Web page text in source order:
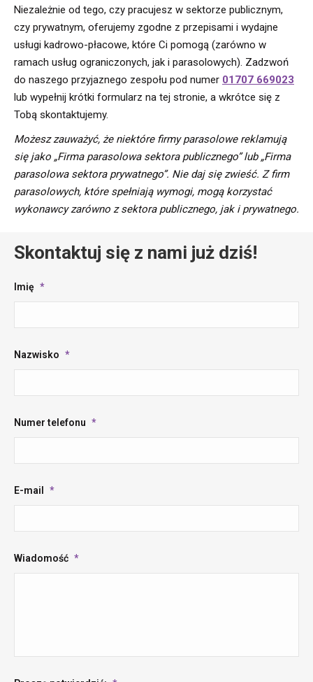
Niezależnie od tego, czy pracujesz w sektorze publicznym,
czy prywatnym, oferujemy zgodne z przepisami i wydajne
usługi kadrowo-płacowe, które Ci pomogą (zarówno w
ramach usług ograniczonych, jak i parasolowych). Zadzwoń
do naszego przyjaznego zespołu pod numer 01707 669023
lub wypełnij krótki formularz na tej stronie, a wkrótce się z
Tobą skontaktujemy.
Możesz zauważyć, że niektóre firmy parasolowe reklamują
się jako „Firma parasolowa sektora publicznego” lub „Firma
parasolowa sektora prywatnego”. Nie daj się zwieść. Z firm
parasolowych, które spełniają wymogi, mogą korzystać
wykonawcy zarówno z sektora publicznego, jak i prywatnego.
Skontaktuj się z nami już dziś!
Imię *
Nazwisko *
Numer telefonu *
E-mail *
Wiadomość *